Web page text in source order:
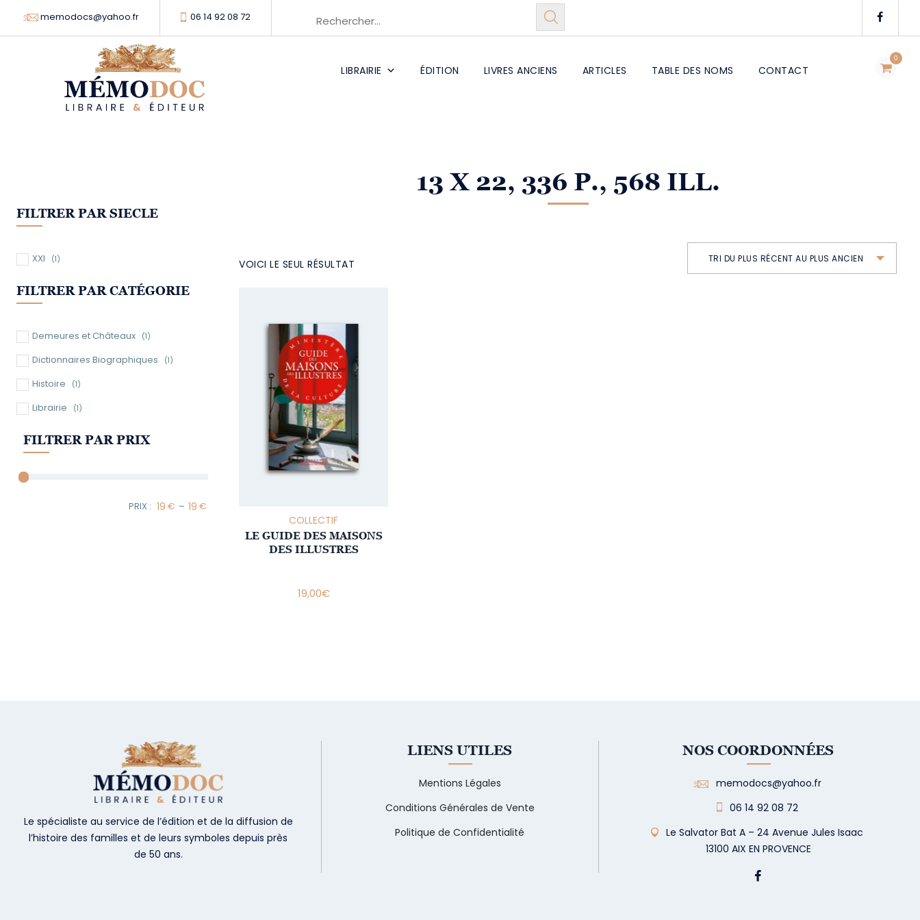
memodocs@yahoo.fr 06 14 92 08 72
0
LIBRAIRIE ÉDITION LIVRES ANCIENS ARTICLES TABLE DES NOMS CONTACT
13 X 22, 336 P., 568 ILL.
VOICI LE SEUL RÉSULTAT TRI DU PLUS RÉCENT AU PLUS ANCIEN
COLLECTIF
LE GUIDE DES MAISONS
DES ILLUSTRES
19,00€
FILTRER PAR SIECLE
XXI (1)
FILTRER PAR CATÉGORIE
Demeures et Châteaux (1)
Dictionnaires Biographiques (1)
Histoire (1)
Librairie (1)
FILTRER PAR PRIX
Minimum Price
–
Maximum Price
Le spécialiste au service de l’édition et de la diffusion de
l’histoire des familles et de leurs symboles depuis près
de 50 ans.
LIENS UTILES
Mentions Légales
Conditions Générales de Vente
Politique de Confidentialité
NOS COORDONNÉES
memodocs@yahoo.fr
06 14 92 08 72
Le Salvator Bat A – 24 Avenue Jules Isaac
13100 AIX EN PROVENCE